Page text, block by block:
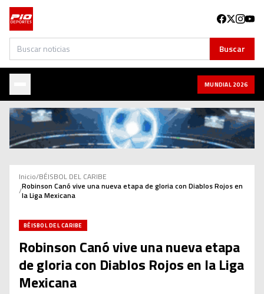
Buscar Buscar
MUNDIAL 2026
Inicio/BÉISBOL DEL CARIBE
/Robinson Canó vive una nueva etapa de gloria con Diablos Rojos en
la Liga Mexicana
BÉISBOL DEL CARIBE
Robinson Canó vive una nueva etapa
de gloria con Diablos Rojos en la Liga
Mexicana